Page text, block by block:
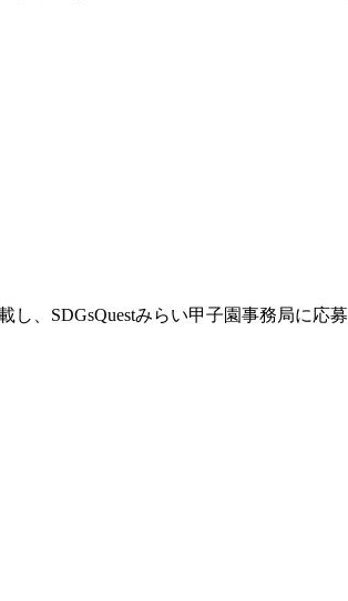
、SDGsQuestみらい甲子園事務局に応募